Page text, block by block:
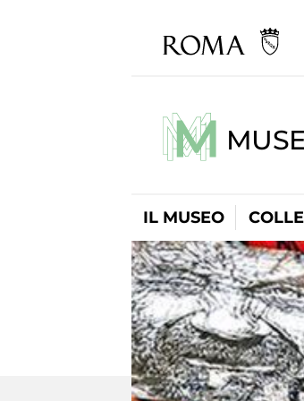
IL MUSEO